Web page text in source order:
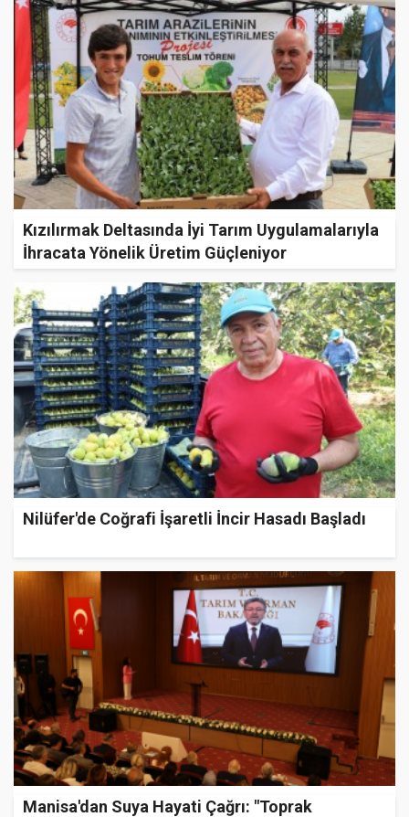
Kızılırmak Deltasında İyi Tarım Uygulamalarıyla
İhracata Yönelik Üretim Güçleniyor
Nilüfer'de Coğrafi İşaretli İncir Hasadı Başladı
Manisa'dan Suya Hayati Çağrı: "Toprak